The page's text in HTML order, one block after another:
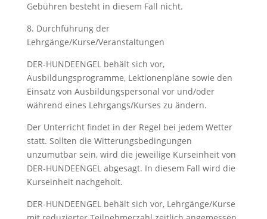
Gebühren besteht in diesem Fall nicht.
8. Durchführung der
Lehrgänge/Kurse/Veranstaltungen
DER-HUNDEENGEL behält sich vor,
Ausbildungsprogramme, Lektionenpläne sowie den
Einsatz von Ausbildungspersonal vor und/oder
während eines Lehrgangs/Kurses zu ändern.
Der Unterricht findet in der Regel bei jedem Wetter
statt. Sollten die Witterungsbedingungen
unzumutbar sein, wird die jeweilige Kurseinheit von
DER-HUNDEENGEL abgesagt. In diesem Fall wird die
Kurseinheit nachgeholt.
DER-HUNDEENGEL behält sich vor, Lehrgänge/Kurse